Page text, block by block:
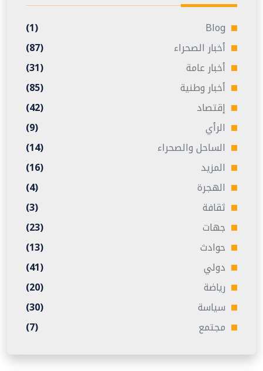
Blog
(1)
أخبار الصحراء
(87)
أخبار عامة
(31)
أخبار وطنية
(85)
إقتصاد
(42)
الرأي
(9)
الساحل والصحراء
(14)
المزيد
(16)
الهجرة
(4)
ثقافة
(3)
جهات
(23)
حوادث
(13)
دولي
(41)
رياضة
(20)
سياسة
(30)
مجتمع
(7)